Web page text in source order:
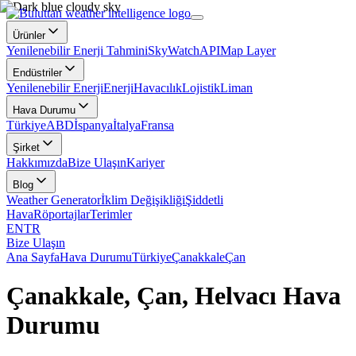
Ürünler
Yenilenebilir Enerji TahminiSkyWatchAPIMap Layer
Endüstriler
Yenilenebilir EnerjiEnerjiHavacılıkLojistikLiman
Hava Durumu
TürkiyeABDİspanyaİtalyaFransa
Şirket
HakkımızdaBize UlaşınKariyer
Blog
Weather Generatorİklim DeğişikliğiŞiddetli
HavaRöportajlarTerimler
ENTR
Bize Ulaşın
Ana SayfaHava DurumuTürkiyeÇanakkaleÇan
Çanakkale, Çan, Helvacı Hava
Durumu